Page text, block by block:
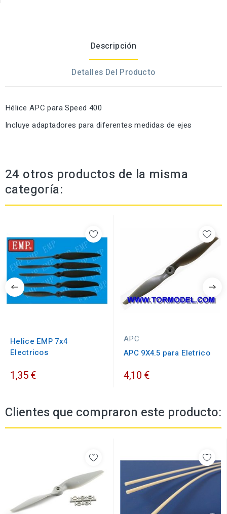
Descripción
Detalles Del Producto
Hélice APC para Speed 400
Incluye adaptadores para diferentes medidas de ejes
24 otros productos de la misma
categoría:
Helice EMP 7x4
Electricos
1,35 €
APC
APC 9X4.5 para Eletrico
4,10 €
Clientes que compraron este producto: